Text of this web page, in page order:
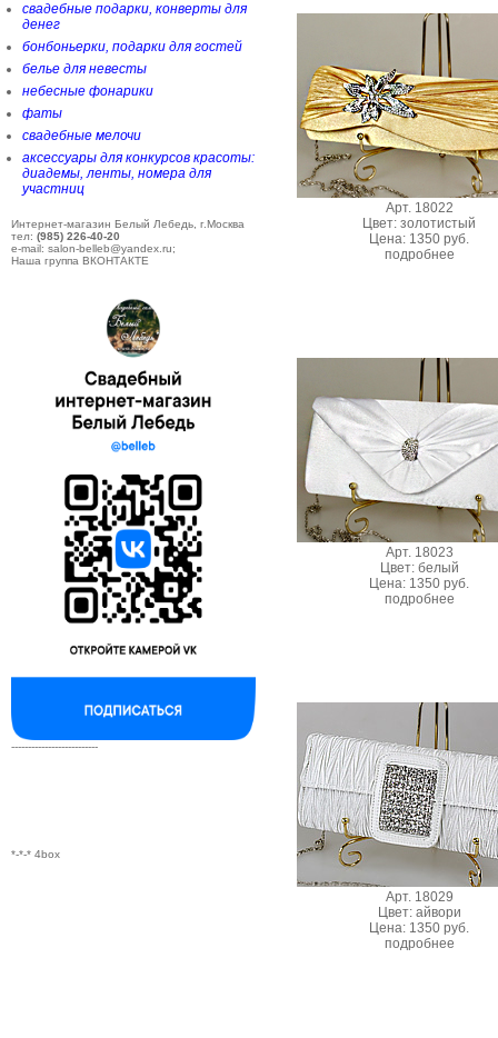
свадебные подарки, конверты для
денег
бонбоньерки, подарки для гостей
белье для невесты
небесные фонарики
фаты
свадебные мелочи
аксессуары для конкурсов красоты:
диадемы, ленты, номера для
участниц
Интернет-магазин Белый Лебедь, г.Москва
тел: (985) 226-40-20
e-mail: salon-belleb@yandex.ru;
Наша группа ВКОНТАКТЕ
--------------------------
*-*-* 4box
Арт. 18022
Цвет: золотистый
Цена: 1350 руб.
подробнее
Арт. 18023
Цвет: белый
Цена: 1350 руб.
подробнее
Арт. 18029
Цвет: айвори
Цена: 1350 руб.
подробнее